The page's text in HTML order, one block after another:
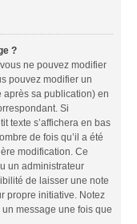
?
ne pouvez modifier
pouvez modifier un
sa publication) en
Si
texte s’affichera en bas
de fois qu’il a été
modification. Ce
un administrateur
de laisser une note
propre initiative. Notez
message une fois que